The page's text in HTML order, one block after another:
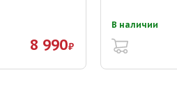
8 990₽
В наличии